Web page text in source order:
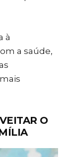
à
a saúde,
O